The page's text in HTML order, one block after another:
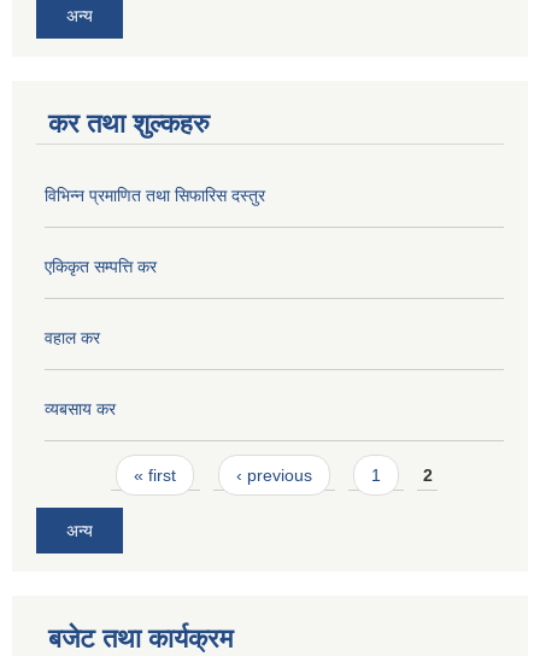
अन्य
कर तथा शुल्कहरु
विभिन्न प्रमाणित तथा सिफारिस दस्तुर
एकिकृत सम्पत्ति कर
वहाल कर
व्यबसाय कर
Pages« first ‹ previous 1 2
अन्य
बजेट तथा कार्यक्रम